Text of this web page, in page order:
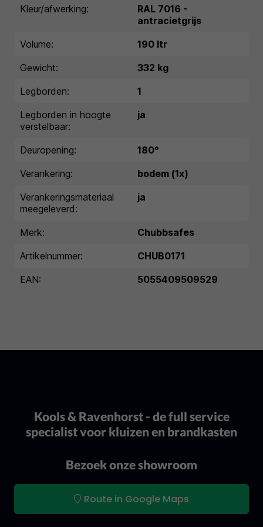
Kleur/afwerking:
RAL 7016 -
antracietgrijs
Volume:
190 ltr
Gewicht:
332 kg
Legborden:
1
Legborden in hoogte
verstelbaar:
ja
Deuropening:
180°
Verankering:
bodem (1x)
Verankeringsmateriaal
meegeleverd:
ja
Merk:
Chubbsafes
Artikelnummer:
CHUB0171
EAN:
5055409509529
Kools & Ravenhorst - de full service
specialist voor kluizen en brandkasten
Bezoek onze showroom
Route in Google Maps